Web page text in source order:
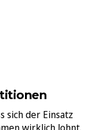
sich der Einsatz